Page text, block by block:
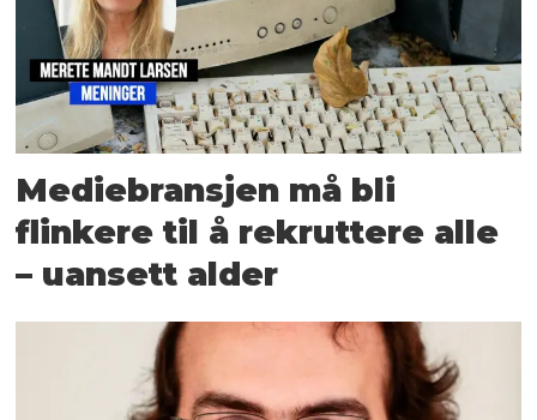
Mediebransjen må bli
flinkere til å rekruttere alle
– uansett alder